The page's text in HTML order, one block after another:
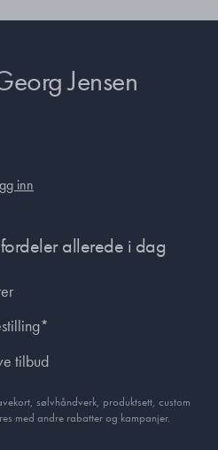
Jensen
inn
allerede i dag
tilbud
sølvhåndverk, produkt­sett, custom
med andre rabatter og kampanjer.